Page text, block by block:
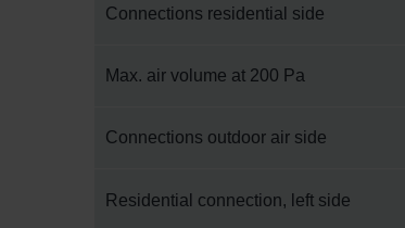
Connections residential side
Max. air volume at 200 Pa
Connections outdoor air side
Residential connection, left side